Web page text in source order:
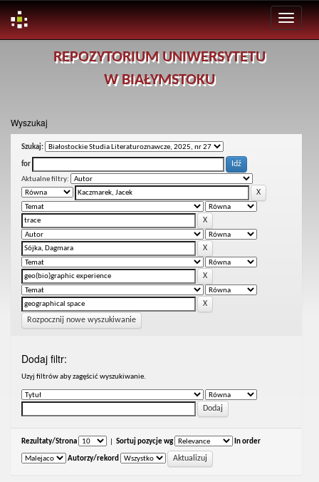
REPOZYTORIUM UNIWERSYTETU
W BIAŁYMSTOKU
Wyszukaj
Szukaj:
for
Aktualne filtry:
Rozpocznij nowe wyszukiwanie
Dodaj filtr:
Uzyj filtrów aby zagęścić wyszukiwanie.
Rezultaty/Strona Sortuj pozycje wg In order
Autorzy/rekord